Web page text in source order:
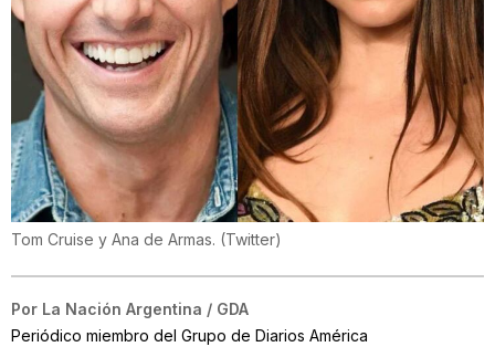
Tom Cruise y Ana de Armas. (Twitter)
Por La Nación Argentina / GDA
Periódico miembro del Grupo de Diarios América